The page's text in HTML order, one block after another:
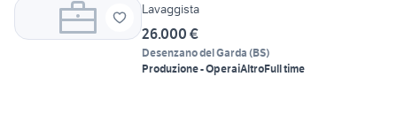
Lavaggista
26.000 €
Desenzano del Garda (BS)
Produzione - OperaiAltroFull time